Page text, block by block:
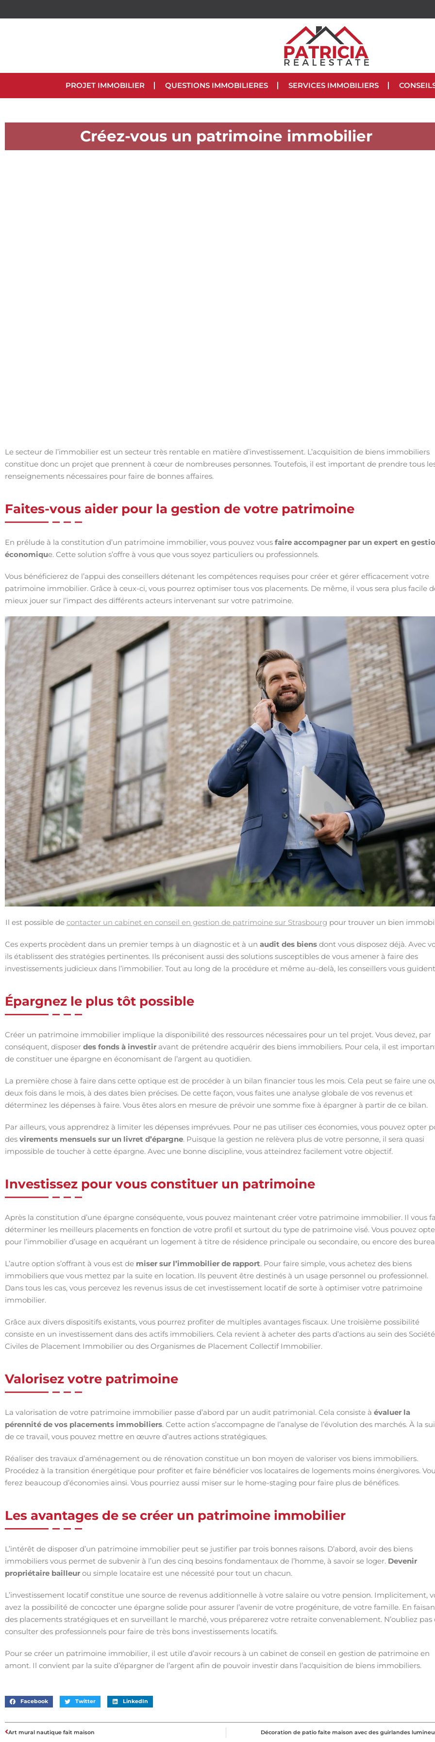
PROJET IMMOBILIER QUESTIONS IMMOBILIERES SERVICES IMMOBILIERS
Créez-vous un patrimoine immobilier
Le secteur de l’immobilier est un secteur très rentable en matière d’investissement. L’acquisition de biens immobiliers
constitue donc un projet que prennent à cœur de nombreuses personnes. Toutefois, il est important de prendre tous
renseignements nécessaires pour faire de bonnes affaires.
Faites-vous aider pour la gestion de votre patrimoine
En prélude à la constitution d’un patrimoine immobilier, vous pouvez vous faire accompagner par un expert en
économique. Cette solution s’offre à vous que vous soyez particuliers ou professionnels.
Vous bénéficierez de l’appui des conseillers détenant les compétences requises pour créer et gérer efficacement votre
patrimoine immobilier. Grâce à ceux-ci, vous pourrez optimiser tous vos placements. De même, il vous sera plus facile
mieux jouer sur l’impact des différents acteurs intervenant sur votre patrimoine.
Il est possible de contacter un cabinet en conseil en gestion de patrimoine sur Strasbourg pour trouver un bien
Ces experts procèdent dans un premier temps à un diagnostic et à un audit des biens dont vous disposez déjà. Avec
ils établissent des stratégies pertinentes. Ils préconisent aussi des solutions susceptibles de vous amener à faire des
investissements judicieux dans l’immobilier. Tout au long de la procédure et même au-delà, les conseillers vous
Épargnez le plus tôt possible
Créer un patrimoine immobilier implique la disponibilité des ressources nécessaires pour un tel projet. Vous devez, par
conséquent, disposer des fonds à investir avant de prétendre acquérir des biens immobiliers. Pour cela, il est
de constituer une épargne en économisant de l’argent au quotidien.
La première chose à faire dans cette optique est de procéder à un bilan financier tous les mois. Cela peut se faire une
deux fois dans le mois, à des dates bien précises. De cette façon, vous faites une analyse globale de vos revenus et
déterminez les dépenses à faire. Vous êtes alors en mesure de prévoir une somme fixe à épargner à partir de ce bilan.
Par ailleurs, vous apprendrez à limiter les dépenses imprévues. Pour ne pas utiliser ces économies, vous pouvez opter
des virements mensuels sur un livret d’épargne. Puisque la gestion ne relèvera plus de votre personne, il sera quasi
impossible de toucher à cette épargne. Avec une bonne discipline, vous atteindrez facilement votre objectif.
Investissez pour vous constituer un patrimoine
Après la constitution d’une épargne conséquente, vous pouvez maintenant créer votre patrimoine immobilier. Il vous
déterminer les meilleurs placements en fonction de votre profil et surtout du type de patrimoine visé. Vous pouvez
pour l’immobilier d’usage en acquérant un logement à titre de résidence principale ou secondaire, ou encore des
L’autre option s’offrant à vous est de miser sur l’immobilier de rapport. Pour faire simple, vous achetez des biens
immobiliers que vous mettez par la suite en location. Ils peuvent être destinés à un usage personnel ou professionnel.
Dans tous les cas, vous percevez les revenus issus de cet investissement locatif de sorte à optimiser votre patrimoine
immobilier.
Grâce aux divers dispositifs existants, vous pourrez profiter de multiples avantages fiscaux. Une troisième possibilité
consiste en un investissement dans des actifs immobiliers. Cela revient à acheter des parts d’actions au sein des
Civiles de Placement Immobilier ou des Organismes de Placement Collectif Immobilier.
Valorisez votre patrimoine
La valorisation de votre patrimoine immobilier passe d’abord par un audit patrimonial. Cela consiste à évaluer la
pérennité de vos placements immobiliers. Cette action s’accompagne de l’analyse de l’évolution des marchés. À la
de ce travail, vous pouvez mettre en œuvre d’autres actions stratégiques.
Réaliser des travaux d’aménagement ou de rénovation constitue un bon moyen de valoriser vos biens immobiliers.
Procédez à la transition énergétique pour profiter et faire bénéficier vos locataires de logements moins énergivores.
ferez beaucoup d’économies ainsi. Vous pourriez aussi miser sur le home-staging pour faire plus de bénéfices.
Les avantages de se créer un patrimoine immobilier
L’intérêt de disposer d’un patrimoine immobilier peut se justifier par trois bonnes raisons. D’abord, avoir des biens
immobiliers vous permet de subvenir à l’un des cinq besoins fondamentaux de l’homme, à savoir se loger. Devenir
propriétaire bailleur ou simple locataire est une nécessité pour tout un chacun.
L’investissement locatif constitue une source de revenus additionnelle à votre salaire ou votre pension. Implicitement,
avez la possibilité de concocter une épargne solide pour assurer l’avenir de votre progéniture, de votre famille. En
des placements stratégiques et en surveillant le marché, vous préparerez votre retraite convenablement. N’oubliez pas
consulter des professionnels pour faire de très bons investissements locatifs.
Pour se créer un patrimoine immobilier, il est utile d’avoir recours à un cabinet de conseil en gestion de patrimoine en
amont. Il convient par la suite d’épargner de l’argent afin de pouvoir investir dans l’acquisition de biens immobiliers.
Facebook Twitter LinkedIn
Art mural nautique fait maison Décoration de patio faite maison avec des guirlandes